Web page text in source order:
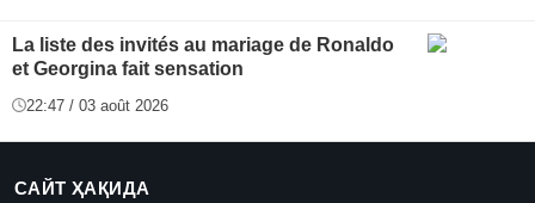
La liste des invités au mariage de Ronaldo
et Georgina fait sensation
22:47 / 03 août 2026
САЙТ ҲАҚИДА